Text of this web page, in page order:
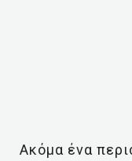
Ακόμα ένα